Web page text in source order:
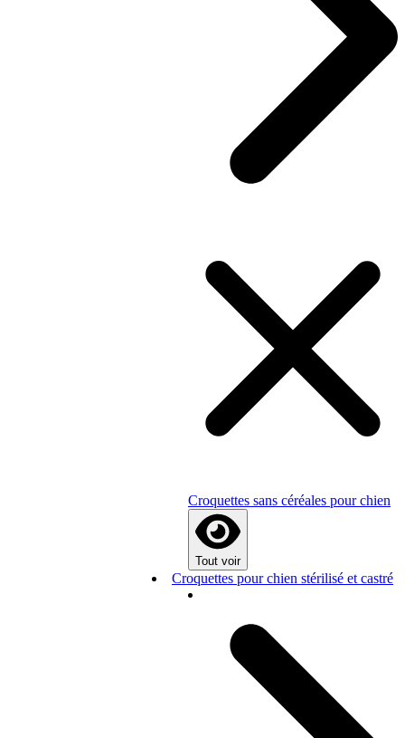
Croquettes sans céréales pour chien
Tout voir
Croquettes pour chien stérilisé et castré